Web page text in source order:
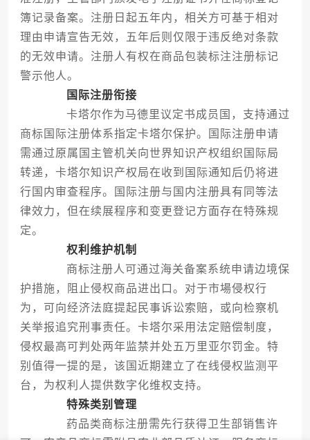
簿记录备案。注册日起五年内，相关方可基于相对
理由申请宣告无效，五年后则仅限于违反绝对条款
的无效申请。注册人有权在商品包装标注注册标记
警示他人。
国际注册衔接
卡塔尔作为马德里议定书成员国，支持通过
商标国际注册体系指定卡塔尔保护。国际注册申请
需通过原属国主管机关向世界知识产权组织国际局
转递，卡塔尔知识产权局在收到国际通知后仍将进
行国内审查程序。国际注册与国内注册具有同等法
律效力，但在续展程序和变更登记方面存在特殊规
定。
权利维护机制
商标注册人可通过海关备案系统申请边境保
护措施，阻止侵权商品进出口。对于市場侵权行
为，可向经济法庭提起民事诉讼索赔，或向检察机
关举报追究刑事责任。卡塔尔采用法定赔偿制度，
侵权最高可判处两年监禁并处五万里亚尔罚金。特
别值得一提的是，该国近期建立了在线侵权监测平
台，为权利人提供数字化维权支持。
特殊类别管理
药品类商标注册需先行获得卫生部销售许